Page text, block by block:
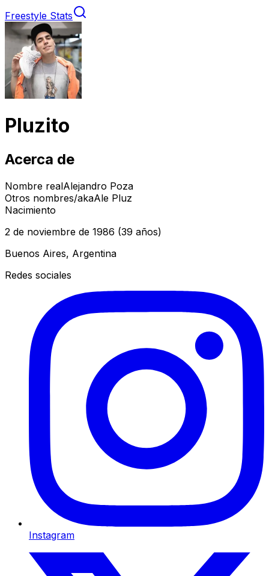
Freestyle Stats
Pluzito
Acerca de
Nombre realAlejandro Poza
Otros nombres/akaAle Pluz
Nacimiento
2 de noviembre de 1986 (39 años)
Buenos Aires, Argentina
Redes sociales
Instagram